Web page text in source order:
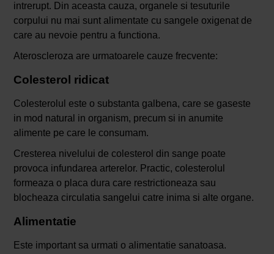
intrerupt. Din aceasta cauza, organele si tesuturile
corpului nu mai sunt alimentate cu sangele oxigenat de
care au nevoie pentru a functiona.
Ateroscleroza are urmatoarele cauze frecvente:
Colesterol ridicat
Colesterolul este o substanta galbena, care se gaseste
in mod natural in organism, precum si in anumite
alimente pe care le consumam.
Cresterea nivelului de colesterol din sange poate
provoca infundarea arterelor. Practic, colesterolul
formeaza o placa dura care restrictioneaza sau
blocheaza circulatia sangelui catre inima si alte organe.
Alimentatie
Este important sa urmati o alimentatie sanatoasa.